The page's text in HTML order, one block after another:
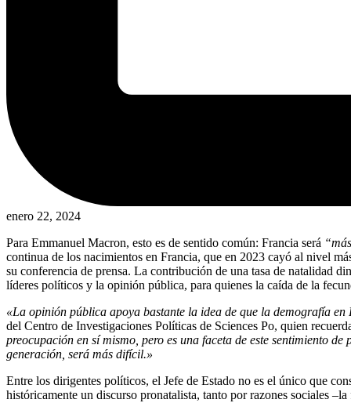
enero 22, 2024
Para Emmanuel Macron, esto es de sentido común: Francia será
continua de los nacimientos en Francia, que en 2023 cayó al nivel
su conferencia de prensa. La contribución de una tasa de natalidad
líderes políticos y la opinión pública, para quienes la caída de la
«La opinión pública apoya bastante la idea de que la demografía
del Centro de Investigaciones Políticas de Sciences Po, quien
preocupación en sí mismo, pero es una faceta de este sentimiento
generación, será más difícil.»
Entre los dirigentes políticos, el Jefe de Estado no es el único que
históricamente un discurso pronatalista, tanto por razones sociales